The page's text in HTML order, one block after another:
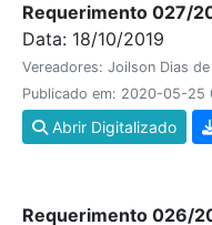
Requerimento 027/
Data: 18/10/2019
Vereadores: Joilson Dias de
Publicado em: 2020-05-25
Abrir Digitalizado
Requerimento 026/